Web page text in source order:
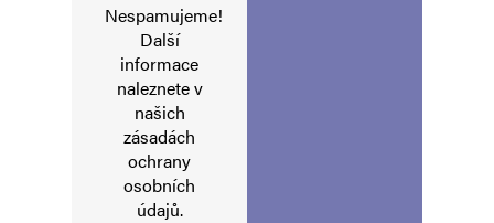
Nespamujeme!
Další
informace
naleznete v
našich
zásadách
ochrany
osobních
údajů.